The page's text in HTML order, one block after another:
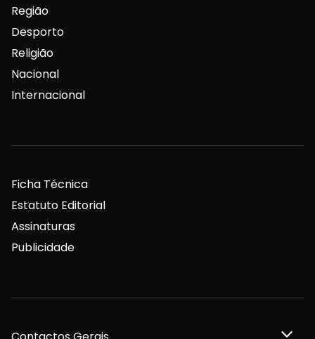
Região
Desporto
Religião
Nacional
Internacional
Ficha Técnica
Estatuto Editorial
Assinaturas
Publicidade